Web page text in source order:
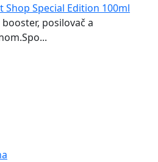
Shop Special Edition 100ml
booster, posilovač a